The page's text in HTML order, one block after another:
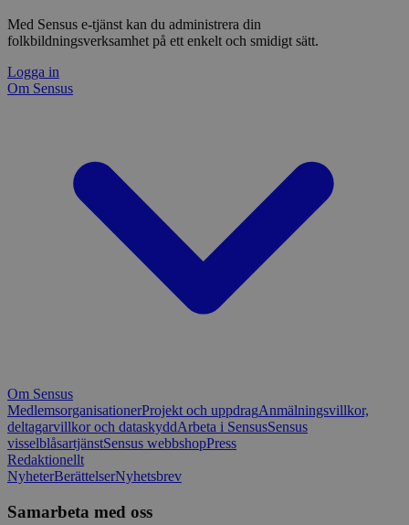
Med Sensus e-tjänst kan du administrera din
folkbildningsverksamhet på ett enkelt och smidigt sätt.
Logga in
Om Sensus
Om Sensus
MedlemsorganisationerProjekt och uppdragAnmälningsvillkor,
deltagarvillkor och dataskyddArbeta i SensusSensus
visselblåsartjänstSensus webbshopPress
Redaktionellt
NyheterBerättelserNyhetsbrev
Samarbeta med oss